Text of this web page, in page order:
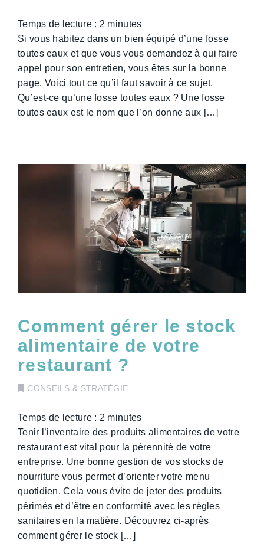
Temps de lecture : 2 minutes
Si vous habitez dans un bien équipé d’une fosse
toutes eaux et que vous vous demandez à qui faire
appel pour son entretien, vous êtes sur la bonne
page. Voici tout ce qu’il faut savoir à ce sujet.
Qu’est-ce qu’une fosse toutes eaux ? Une fosse
toutes eaux est le nom que l’on donne aux […]
Comment gérer le stock
alimentaire de votre
restaurant ?
CONSEILS & STRATÉGIE
Temps de lecture : 2 minutes
Tenir l’inventaire des produits alimentaires de votre
restaurant est vital pour la pérennité de votre
entreprise. Une bonne gestion de vos stocks de
nourriture vous permet d’orienter votre menu
quotidien. Cela vous évite de jeter des produits
périmés et d’être en conformité avec les règles
sanitaires en la matière. Découvrez ci-après
comment gérer le stock […]